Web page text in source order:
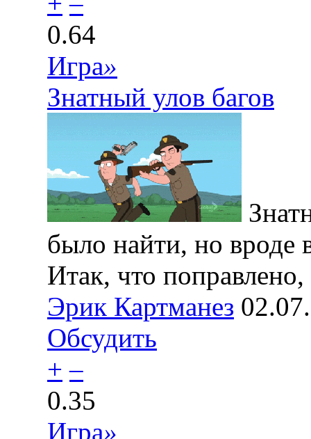
0.64
Игра»
Знатный улов багов
было найти, но вроде
Итак, что
Эрик Картманез
Обсудить
+ –
0.35
Игра»